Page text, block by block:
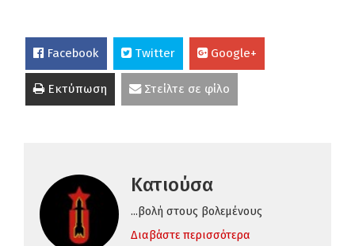
Facebook Twitter Google+
Εκτύπωση Στείλτε σε φίλο
Κατιούσα
...βολή στους βολεμένους
Διαβάστε περισσότερα